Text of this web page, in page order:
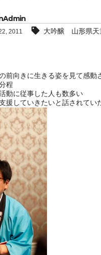
2011 大吟醸 山形県
前向きに生きる姿を見て感動
程
動に従事した人も数多い
援していきたいと話されてい